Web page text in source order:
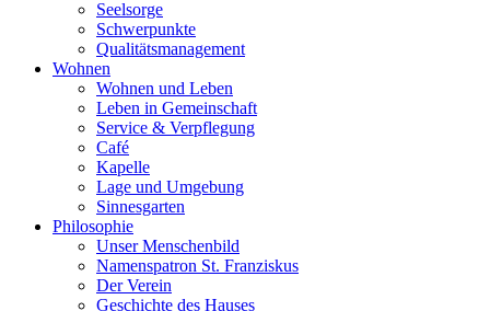
Seelsorge
Schwerpunkte
Qualitätsmanagement
Wohnen
Wohnen und Leben
Leben in Gemeinschaft
Service & Verpflegung
Café
Kapelle
Lage und Umgebung
Sinnesgarten
Philosophie
Unser Menschenbild
Namenspatron St. Franziskus
Der Verein
Geschichte des Hauses